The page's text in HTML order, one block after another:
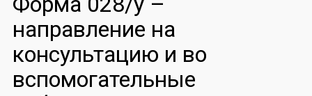
направление на
консультацию и во
вспомогательные